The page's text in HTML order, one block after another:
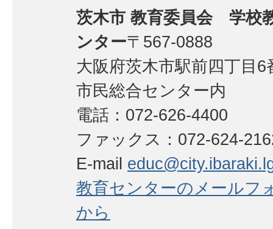
茨木市 教育委員会 学校
ンター〒567-0888
大阪府茨木市駅前四丁目6
市民総合センター内
電話：072-626-4400
ファックス：072-624-
E-mail
教育センターのメールフ
から